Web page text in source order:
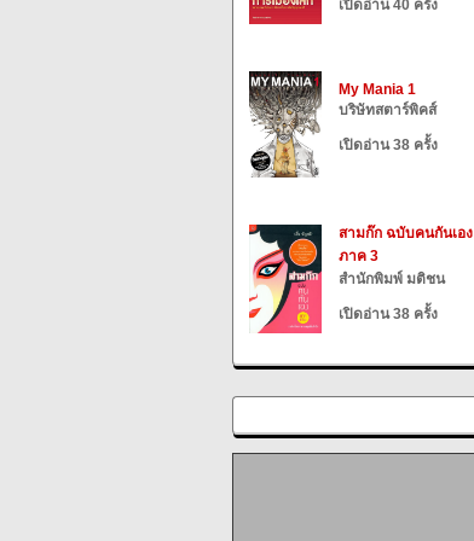
เปิดอ่าน 40 ครั้ง
My Mania 1
บริษัทสตาร์พิคส์
เปิดอ่าน 38 ครั้ง
สามก๊ก ฉบับคนกันเอง
ภาค 3
สำนักพิมพ์ มติชน
เปิดอ่าน 38 ครั้ง